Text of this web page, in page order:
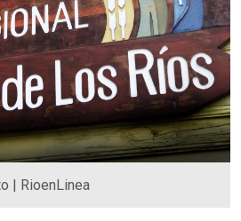
| RioenLinea